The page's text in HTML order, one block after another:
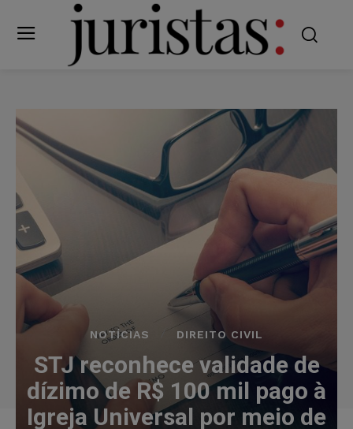
NOTÍCIAS DIREITO CIVIL
STJ reconhece validade de
dízimo de R$ 100 mil pago à
Igreja Universal por meio de